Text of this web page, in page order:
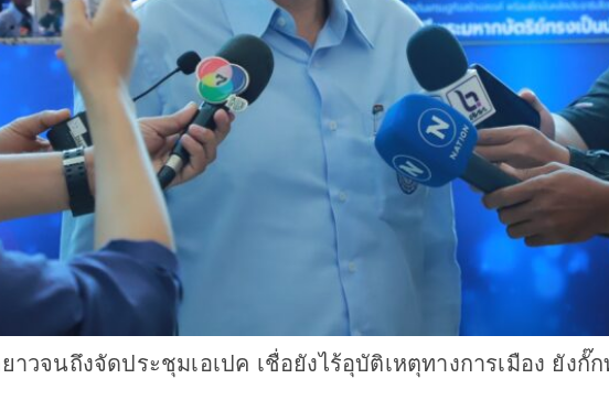
าวจนถึงจัดประชุมเอเปค เชื่อยังไร้อุบัติเหตุทางการเมือง ยัง